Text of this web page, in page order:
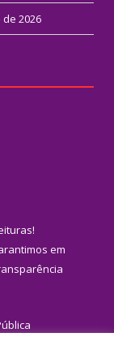
2026
!
em